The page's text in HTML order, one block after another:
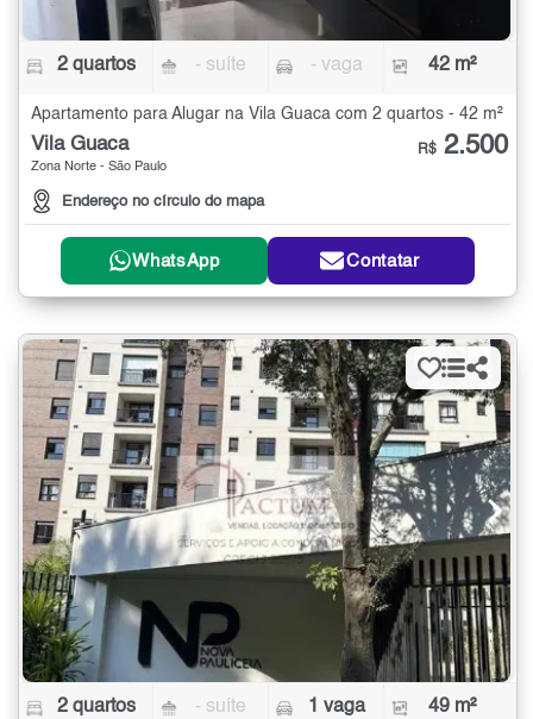
2 quartos - suíte - vaga 42 m²
Apartamento para Alugar na Vila Guaca com 2 quartos - 42 m²
Vila Guaca
Zona Norte - São Paulo
Endereço no círculo do mapa
R$ 2.500
WhatsApp Contatar
2 quartos - suíte 1 vaga 49 m²